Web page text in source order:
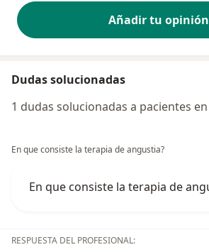
Añadir tu opinión
Dudas solucionadas
1 dudas solucionadas a pacientes
En que consiste la terapia de angustia?
En que consiste la terapia de
RESPUESTA DEL PROFESIONAL: